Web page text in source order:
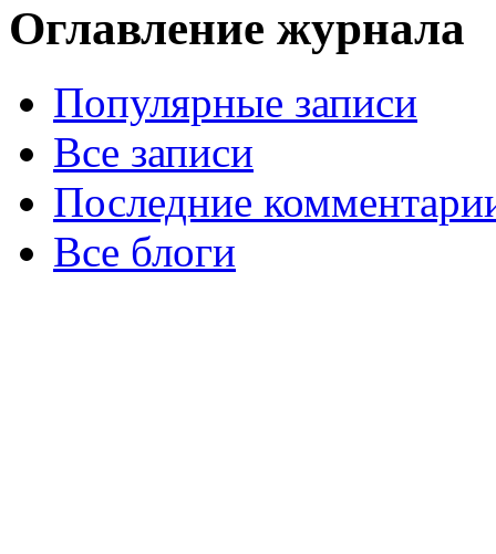
Оглавление журнала
Популярные записи
Все записи
Последние
Все блоги